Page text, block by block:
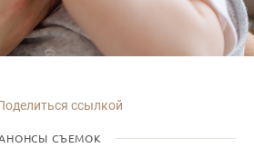
ссылкой
СЪЕМОК